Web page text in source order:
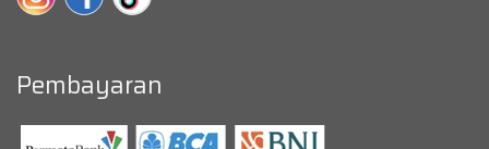
Pembayaran